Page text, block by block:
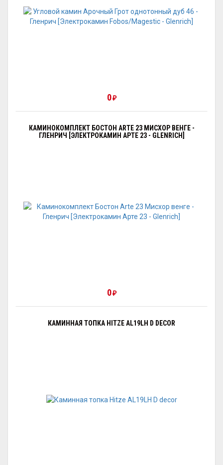
0 ₽
КАМИНОКОМПЛЕКТ БОСТОН ARTE 23 МИСХОР ВЕНГЕ -
ГЛЕНРИЧ [ЭЛЕКТРОКАМИН АРТЕ 23 - GLENRICH]
0 ₽
КАМИННАЯ ТОПКА HITZE AL19LH D DECOR